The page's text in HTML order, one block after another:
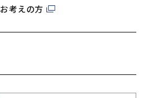
お考えの方